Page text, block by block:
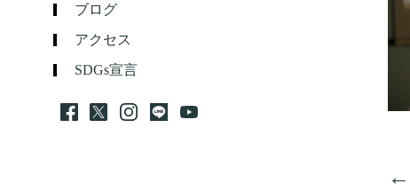
ブログ
アクセス
SDGs宣言